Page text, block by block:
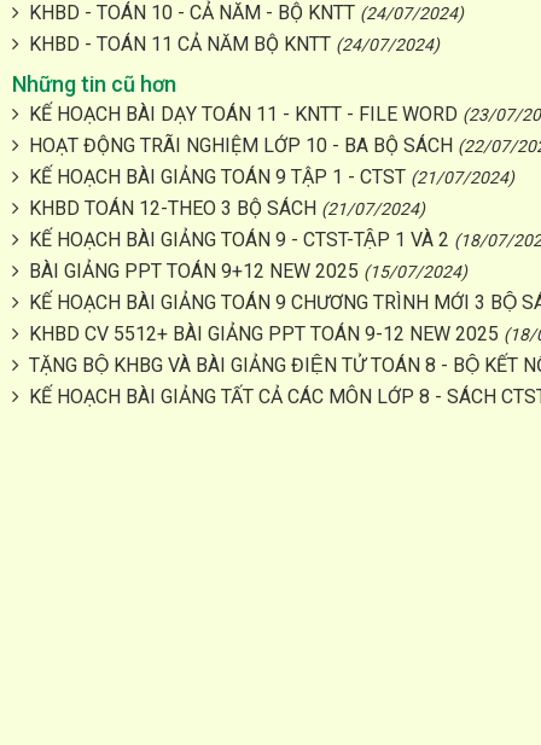
KHBD - TOÁN 10 - CẢ NĂM - BỘ KNTT (24/07/2024)
KHBD - TOÁN 11 CẢ NĂM BỘ KNTT (24/07/2024)
Những tin cũ hơn
KẾ HOẠCH BÀI DẠY TOÁN 11 - KNTT - FILE WORD (23/07/
HOẠT ĐỘNG TRÃI NGHIỆM LỚP 10 - BA BỘ SÁCH (22/07/
KẾ HOẠCH BÀI GIẢNG TOÁN 9 TẬP 1 - CTST (21/07/2024)
KHBD TOÁN 12-THEO 3 BỘ SÁCH (21/07/2024)
KẾ HOẠCH BÀI GIẢNG TOÁN 9 - CTST-TẬP 1 VÀ 2 (18/07/
BÀI GIẢNG PPT TOÁN 9+12 NEW 2025 (15/07/2024)
KẾ HOẠCH BÀI GIẢNG TOÁN 9 CHƯƠNG TRÌNH MỚI 3 BỘ
KHBD CV 5512+ BÀI GIẢNG PPT TOÁN 9-12 NEW 2025 (18/
TẶNG BỘ KHBG VÀ BÀI GIẢNG ĐIỆN TỬ TOÁN 8 - BỘ KẾT
KẾ HOẠCH BÀI GIẢNG TẤT CẢ CÁC MÔN LỚP 8 - SÁCH